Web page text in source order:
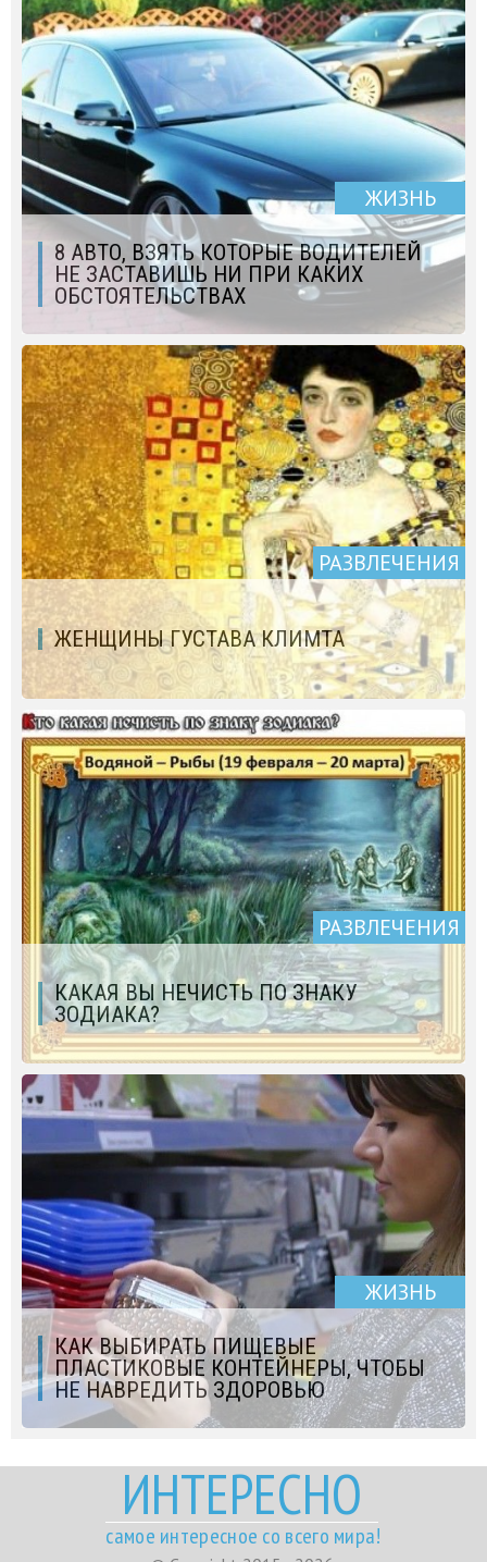
ЖИЗНЬ
8 АВТО, ВЗЯТЬ КОТОРЫЕ ВОДИТЕЛЕЙ
НЕ ЗАСТАВИШЬ НИ ПРИ КАКИХ
ОБСТОЯТЕЛЬСТВАХ
РАЗВЛЕЧЕНИЯ
ЖЕНЩИНЫ ГУСТАВА КЛИМТА
РАЗВЛЕЧЕНИЯ
КАКАЯ ВЫ НЕЧИСТЬ ПО ЗНАКУ
ЗОДИАКА?
ЖИЗНЬ
КАК ВЫБИРАТЬ ПИЩЕВЫЕ
ПЛАСТИКОВЫЕ КОНТЕЙНЕРЫ, ЧТОБЫ
НЕ НАВРЕДИТЬ ЗДОРОВЬЮ
ИНТЕРЕСНО
самое интересное со всего мира!